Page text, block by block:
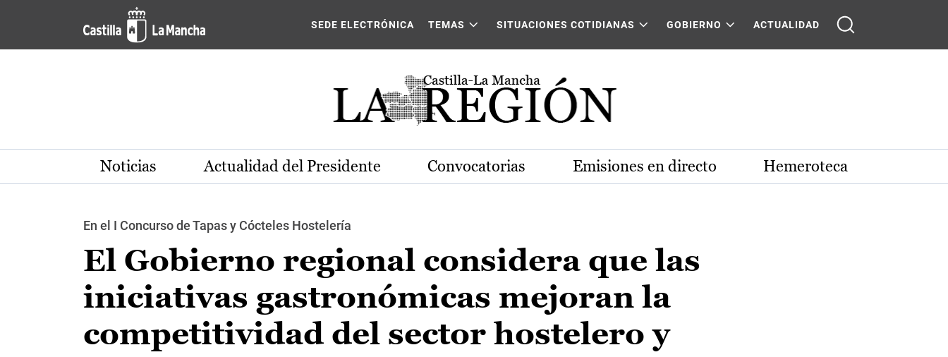
Pasar al contenido principal
SEDE ELECTRÓNICA TEMAS SITUACIONES COTIDIANAS GOBIERNO ACTUALIDAD
Noticias Actualidad del Presidente Convocatorias Emisiones en directo Hemeroteca
En el I Concurso de Tapas y Cócteles Hostelería
El Gobierno regional considera que las
iniciativas gastronómicas mejoran la
competitividad del sector hostelero y